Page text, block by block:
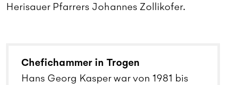
Herisauer Pfarrers Johannes Zollikofer.
Chefichammer in Trogen
Hans Georg Kasper war von 1981 bis